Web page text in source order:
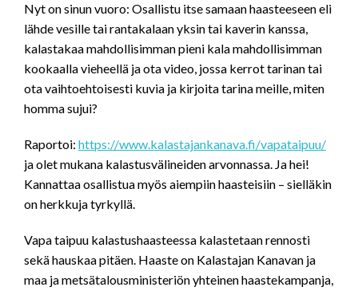
Nyt on sinun vuoro: Osallistu itse samaan haasteeseen eli
lähde vesille tai rantakalaan yksin tai kaverin kanssa,
kalastakaa mahdollisimman pieni kala mahdollisimman
kookaalla vieheellä ja ota video, jossa kerrot tarinan tai
ota vaihtoehtoisesti kuvia ja kirjoita tarina meille, miten
homma sujui?
Raportoi: https://www.kalastajankanava.fi/vapataipuu/
ja olet mukana kalastusvälineiden arvonnassa. Ja hei!
Kannattaa osallistua myös aiempiin haasteisiin – sielläkin
on herkkuja tyrkyllä.
Vapa taipuu kalastushaasteessa kalastetaan rennosti
sekä hauskaa pitäen. Haaste on Kalastajan Kanavan ja
maa ja metsätalousministeriön yhteinen haastekampanja,